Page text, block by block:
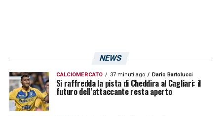
Osimhen e Kvara».
LA PLAYLIST DELLE NOSTRE TOP NEWS
NEWS
CALCIOMERCATO 37 minuti ago Dario Bartolucci
Si raffredda la pista di Cheddira al Cagliari: il
futuro dell’attaccante resta aperto